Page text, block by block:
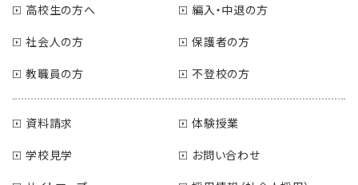
高校生の方へ
編入・中退の方
社会人の方
保護者の方
教職員の方
不登校の方
資料請求
体験授業
学校見学
お問い合わせ